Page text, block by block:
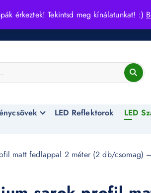
érkeztek! Tekintsd meg kínálatunkat! :)
LED Reflektorok LED
matt fedlappal 2 méter (2 db/csomag) –